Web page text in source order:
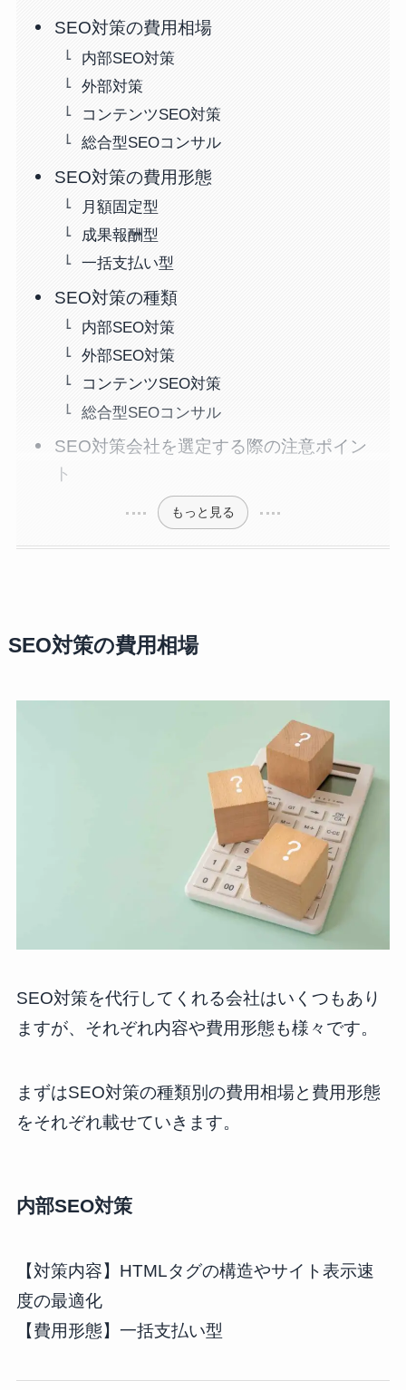
SEO対策の費用相場
内部SEO対策
外部対策
コンテンツSEO対策
総合型SEOコンサル
SEO対策の費用形態
月額固定型
成果報酬型
一括支払い型
SEO対策の種類
内部SEO対策
外部SEO対策
コンテンツSEO対策
総合型SEOコンサル
SEO対策会社を選定する際の注意ポイン
ト
もっと見る
SEO対策の費用相場
SEO対策を代行してくれる会社はいくつもあり
ますが、それぞれ内容や費用形態も様々です。
まずはSEO対策の種類別の費用相場と費用形態
をそれぞれ載せていきます。
内部SEO対策
【対策内容】HTMLタグの構造やサイト表示速
度の最適化
【費用形態】一括支払い型